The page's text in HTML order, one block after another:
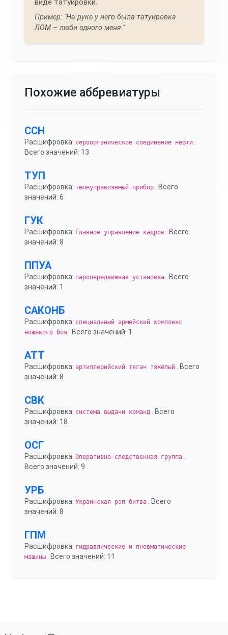
виде татуировки.
Пример: "На руке у него была татуировка
ЛОМ – люби одного меня."
Похожие аббревиатуры
ССН
Расшифровка: сероорганическое соединение нефти
Всего значений: 13
ТУП
Расшифровка: телеуправляемый прибор . Всего
значений: 6
ГУК
Расшифровка: Главное управление кадров
. Всего
значений: 8
ППУА
Расшифровка: паропередвижная установка . Всего
значений: 1
САКОНБ
Расшифровка: специальный армейский комплекс
ножевого боя
. Всего значений: 1
АТТ
Расшифровка: артиллерийский тягач тяжёлый . Всего
значений: 8
СВК
Расшифровка: система выдачи команд . Всего
значений: 18
ОСГ
Расшифровка: Оперативно-следственная группа
Всего значений: 9
УРБ
Расшифровка: Украинская рэп битва . Всего
значений: 8
ГПМ
Расшифровка: гидравлические и пневматические
машины . Всего значений: 11